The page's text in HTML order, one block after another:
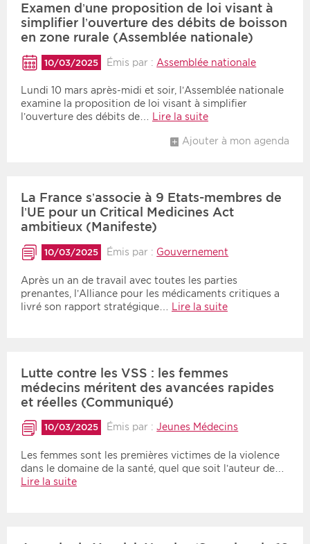
Examen d’une proposition de loi visant à
simplifier l’ouverture des débits de boisson
en zone rurale (Assemblée nationale)
10/03/2025 Émis par : Assemblée nationale
Lundi 10 mars après-midi et soir, l’Assemblée nationale
examine la proposition de loi visant à simplifier
l’ouverture des débits de… Lire la suite
Ajouter à mon agenda
La France s’associe à 9 Etats-membres de
l’UE pour un Critical Medicines Act
ambitieux (Manifeste)
10/03/2025 Émis par : Gouvernement
Après un an de travail avec toutes les parties
prenantes, l’Alliance pour les médicaments critiques a
livré son rapport stratégique…
Lire la suite
Lutte contre les VSS : les femmes
médecins méritent des avancées rapides
et réelles (Communiqué)
10/03/2025 Émis par :Jeunes Médecins
Les femmes sont les premières victimes de la violence
dans le domaine de la santé, quel que soit l’auteur de…
Lire la suite